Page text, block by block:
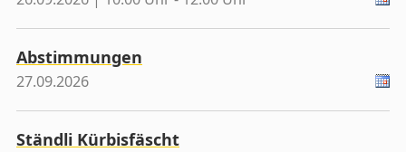
Abstimmungen
27.09.2026
Ständli Kürbisfäscht